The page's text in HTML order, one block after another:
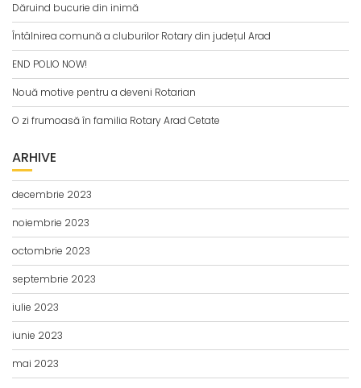
Dăruind bucurie din inimă
Întâlnirea comună a cluburilor Rotary din județul Arad
END POLIO NOW!
Nouă motive pentru a deveni Rotarian
O zi frumoasă în familia Rotary Arad Cetate
ARHIVE
decembrie 2023
noiembrie 2023
octombrie 2023
septembrie 2023
iulie 2023
iunie 2023
mai 2023